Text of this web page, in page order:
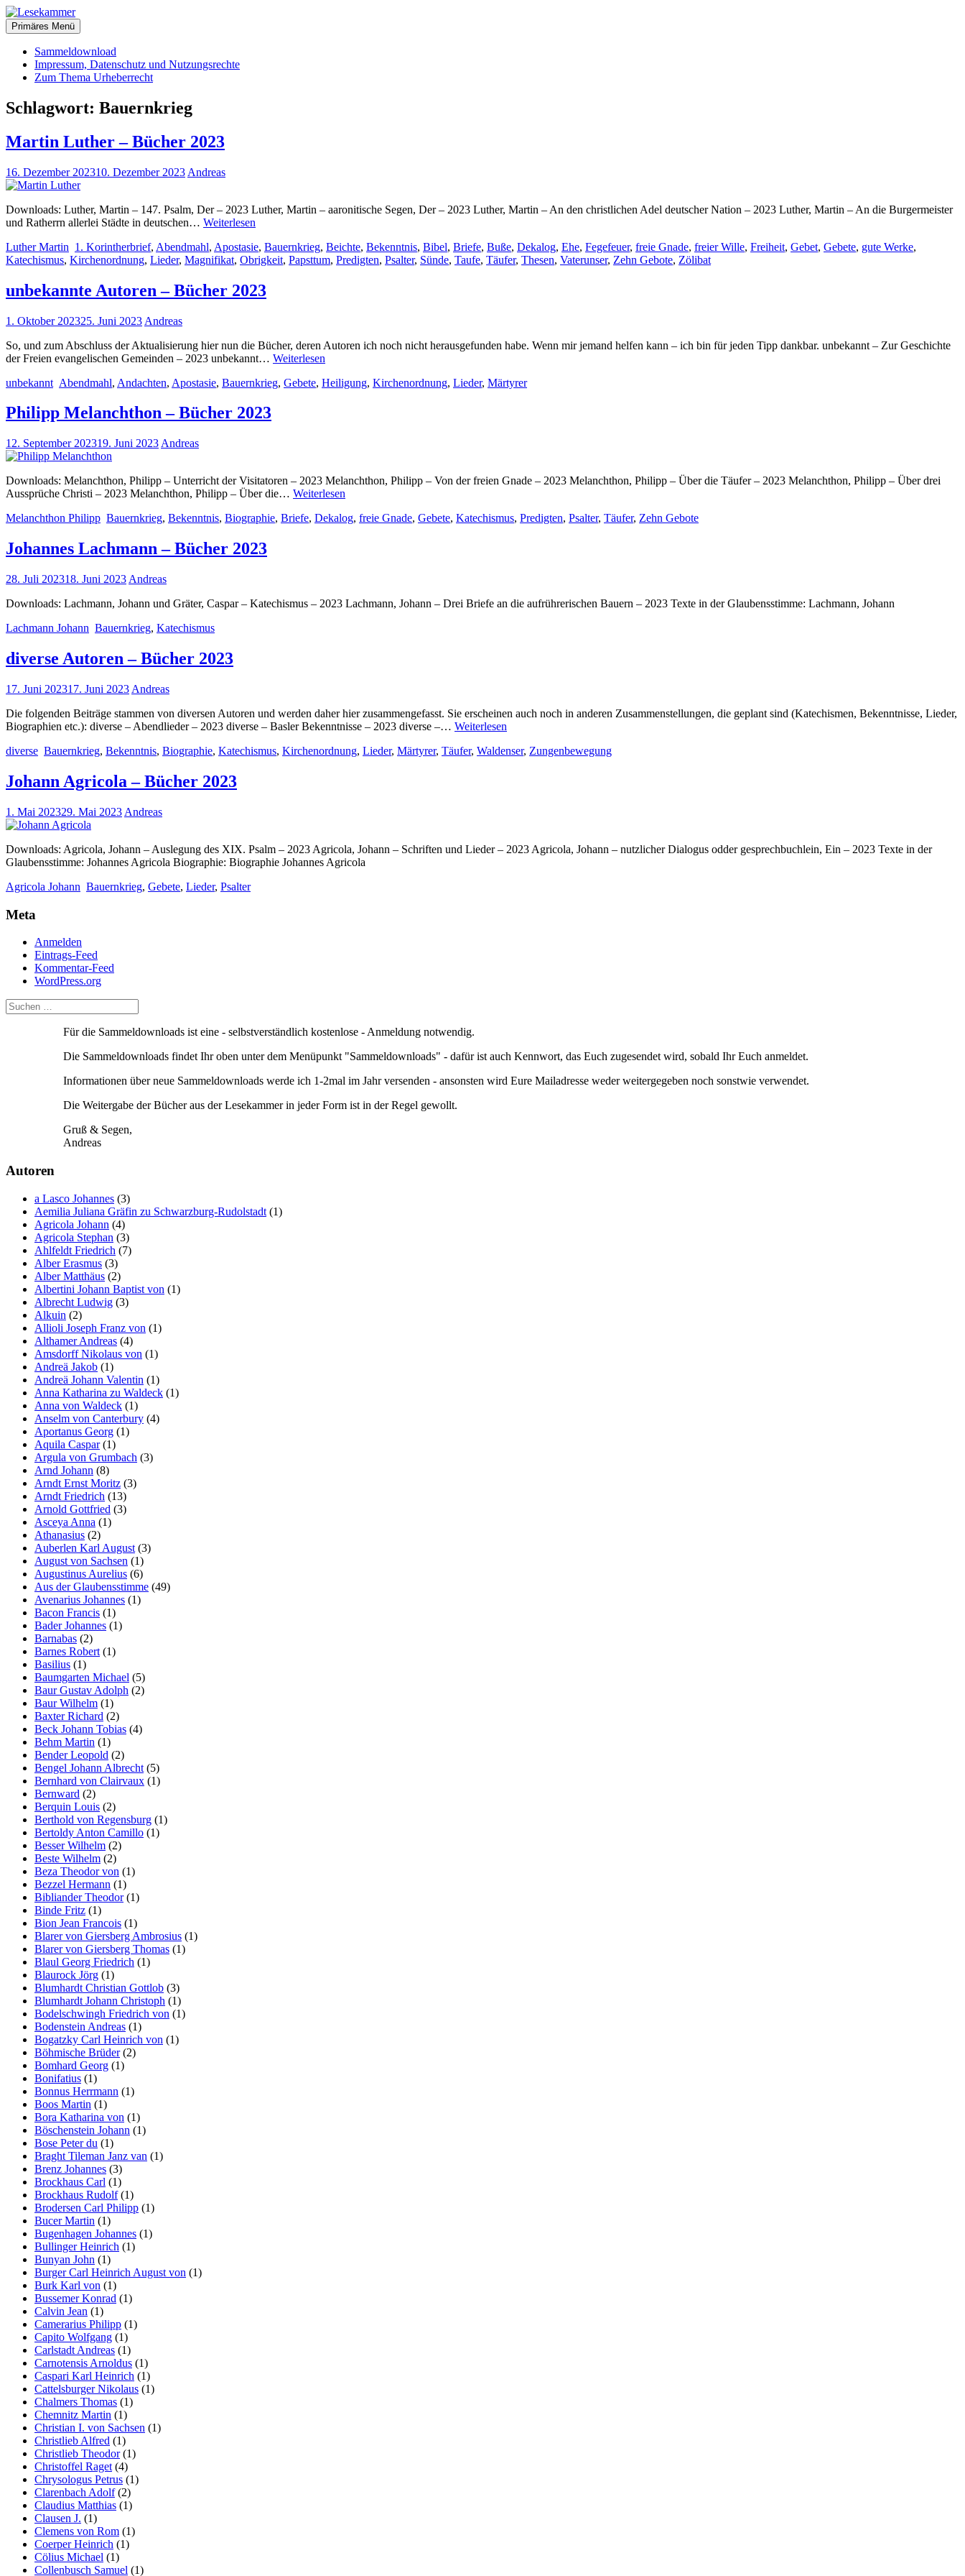
Zum
Inhalt
springen
Lesekammer
christliche Bücher zum kostenlosen Download
Primäres Menü
Sammeldownload
Impressum, Datenschutz und Nutzungsrechte
Zum Thema Urheberrecht
Schlagwort: Bauernkrieg
Martin Luther – Bücher 2023
16. Dezember 202310. Dezember 2023 Andreas
Downloads: Luther, Martin – 147. Psalm, Der – 2023 Luther, Martin – aaronitische Segen, Der – 2023 Luther, Martin – An den christlichen Adel deutscher Nation – 2023 Luther, Martin – An die Burgermeister
und Ratherrn allerlei Städte in deutschen… Weiterlesen
–
Bücher
Luther Martin 1. Korintherbrief, Abendmahl, Apostasie, Bauernkrieg, Beichte, Bekenntnis, Bibel, Briefe, Buße, Dekalog, Ehe, Fegefeuer, freie Gnade, freier Wille, Freiheit, Gebet, Gebete, gute Werke,
Katechismus, Kirchenordnung, Lieder, Magnifikat, Obrigkeit, Papsttum, Predigten, Psalter, Sünde, Taufe, Täufer, Thesen, Vaterunser, Zehn Gebote, Zölibat
unbekannte Autoren – Bücher 2023
1. Oktober 202325. Juni 2023 Andreas
So, und zum Abschluss der Aktualisierung hier nun die Bücher, deren Autoren ich noch nicht herausgefunden habe. Wenn mir jemand helfen kann – ich bin für jeden Tipp dankbar. unbekannt – Zur Geschichte
der Freien evangelischen Gemeinden – 2023 unbekannt… Weiterlesen
–
unbekannt Abendmahl, Andachten, Apostasie, Bauernkrieg, Gebete, Heiligung, Kirchenordnung, Lieder, Märtyrer
Philipp Melanchthon – Bücher 2023
12. September 202319. Juni 2023 Andreas
Downloads: Melanchthon, Philipp – Unterricht der Visitatoren – 2023 Melanchthon, Philipp – Von der freien Gnade – 2023 Melanchthon, Philipp – Über die Täufer – 2023 Melanchthon, Philipp – Über drei
Aussprüche Christi – 2023 Melanchthon, Philipp – Über die… Weiterlesen
–
Melanchthon Philipp Bauernkrieg, Bekenntnis, Biographie, Briefe, Dekalog, freie Gnade, Gebete, Katechismus, Predigten, Psalter, Täufer, Zehn Gebote
Johannes Lachmann – Bücher 2023
28. Juli 202318. Juni 2023 Andreas
Downloads: Lachmann, Johann und Gräter, Caspar – Katechismus – 2023 Lachmann, Johann – Drei Briefe an die aufrührerischen Bauern – 2023 Texte in der Glaubensstimme: Lachmann, Johann
Lachmann Johann Bauernkrieg, Katechismus
diverse Autoren – Bücher 2023
17. Juni 202317. Juni 2023 Andreas
Die folgenden Beiträge stammen von diversen Autoren und werden daher hier zusammengefasst. Sie erscheinen auch noch in anderen Zusammenstellungen, die geplant sind (Katechismen, Bekenntnisse, Lieder,
Biographien etc.): diverse – Abendlieder – 2023 diverse – Basler Bekenntnisse – 2023 diverse –… Weiterlesen
–
diverse Bauernkrieg, Bekenntnis, Biographie, Katechismus, Kirchenordnung, Lieder, Märtyrer, Täufer, Waldenser, Zungenbewegung
Johann Agricola – Bücher 2023
1. Mai 202329. Mai 2023 Andreas
Downloads: Agricola, Johann – Auslegung des XIX. Psalm – 2023 Agricola, Johann – Schriften und Lieder – 2023 Agricola, Johann – nutzlicher Dialogus odder gesprechbuchlein, Ein – 2023 Texte in der
Glaubensstimme: Johannes Agricola Biographie: Biographie Johannes Agricola
Agricola Johann Bauernkrieg, Gebete, Lieder, Psalter
Meta
Anmelden
Eintrags-Feed
Kommentar-Feed
WordPress.org
Für die Sammeldownloads ist eine - selbstverständlich kostenlose - Anmeldung notwendig.
Die Sammeldownloads findet Ihr oben unter dem Menüpunkt "Sammeldownloads" - dafür ist auch Kennwort, das Euch zugesendet wird, sobald Ihr Euch anmeldet.
Informationen über neue Sammeldownloads werde ich 1-2mal im Jahr versenden - ansonsten wird Eure Mailadresse weder weitergegeben noch sonstwie verwendet.
Die Weitergabe der Bücher aus der Lesekammer in jeder Form ist in der Regel gewollt.
Gruß & Segen,
Andreas
Autoren
a Lasco Johannes (3)
Aemilia Juliana Gräfin zu Schwarzburg-Rudolstadt (1)
Agricola Johann (4)
Agricola Stephan (3)
Ahlfeldt Friedrich (7)
Alber Erasmus (3)
Alber Matthäus (2)
Albertini Johann Baptist von (1)
Albrecht Ludwig (3)
Alkuin (2)
Allioli Joseph Franz von (1)
Althamer Andreas (4)
Amsdorff Nikolaus von (1)
Andreä Jakob (1)
Andreä Johann Valentin (1)
Anna Katharina zu Waldeck (1)
Anna von Waldeck (1)
Anselm von Canterbury (4)
Aportanus Georg (1)
Aquila Caspar(1)
Argula von Grumbach (3)
Arnd Johann (8)
Arndt Ernst Moritz (3)
Arndt Friedrich (13)
Arnold Gottfried (3)
Asceya Anna (1)
Athanasius (2)
Auberlen Karl August (3)
August von Sachsen (1)
Augustinus Aurelius (6)
Aus der Glaubensstimme (49)
Avenarius Johannes (1)
Bacon Francis (1)
Bader Johannes (1)
Barnabas (2)
Barnes Robert (1)
Basilius (1)
Baumgarten Michael (5)
Baur Gustav Adolph (2)
Baur Wilhelm (1)
Baxter Richard (2)
Beck Johann Tobias (4)
Behm Martin (1)
Bender Leopold (2)
Bengel Johann Albrecht (5)
Bernhard von Clairvaux (1)
Bernward (2)
Berquin Louis (2)
Berthold von Regensburg (1)
Bertoldy Anton Camillo (1)
Besser Wilhelm (2)
Beste Wilhelm (2)
Beza Theodor von (1)
Bezzel Hermann (1)
Bibliander Theodor(1)
Binde Fritz (1)
Bion Jean Francois (1)
Blarer von Giersberg Ambrosius (1)
Blarer von Giersberg Thomas (1)
Blaul Georg Friedrich (1)
Blaurock Jörg (1)
Blumhardt Christian Gottlob (3)
Blumhardt Johann Christoph (1)
Bodelschwingh Friedrich von (1)
Bodenstein Andreas (1)
Bogatzky Carl Heinrich von (1)
Böhmische Brüder(2)
Bomhard Georg (1)
Bonifatius (1)
Bonnus Herrmann (1)
Boos Martin (1)
Bora Katharina von (1)
Böschenstein Johann (1)
Bose Peter du (1)
Braght Tileman Janz van (1)
Brenz Johannes (3)
Brockhaus Carl (1)
Brockhaus Rudolf(1)
Brodersen Carl Philipp (1)
Bucer Martin (1)
Bugenhagen Johannes (1)
Bullinger Heinrich (1)
Bunyan John (1)
Burger Carl Heinrich August von (1)
Burk Karl von (1)
Bussemer Konrad (1)
Calvin Jean (1)
Camerarius Philipp (1)
Capito Wolfgang (1)
Carlstadt Andreas (1)
Carnotensis Arnoldus (1)
Caspari Karl Heinrich (1)
Cattelsburger Nikolaus (1)
Chalmers Thomas (1)
Chemnitz Martin (1)
Christian I. von Sachsen (1)
Christlieb Alfred (1)
Christlieb Theodor(1)
Christoffel Raget (4)
Chrysologus Petrus (1)
Clarenbach Adolf(2)
Claudius Matthias (1)
Clausen J. (1)
Clemens von Rom (1)
Coerper Heinrich (1)
Cölius Michael (1)
Collenbusch Samuel (1)